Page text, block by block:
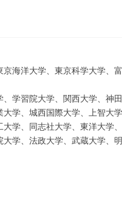
海洋大学、東京科学大学、
学習院大学、関西大学、神
学、城西国際大学、上智大
学、同志社大学、東洋大学
学、法政大学、武蔵大学、